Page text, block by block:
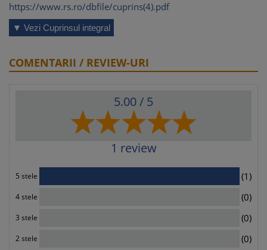
https://www.rs.ro/dbfile/cuprins(4).pdf
▼ Vezi Cuprinsul integral
COMENTARII / REVIEW-URI
5.00/ 5
1 review
5 stele (1)
4 stele (0)
3 stele (0)
2 stele (0)